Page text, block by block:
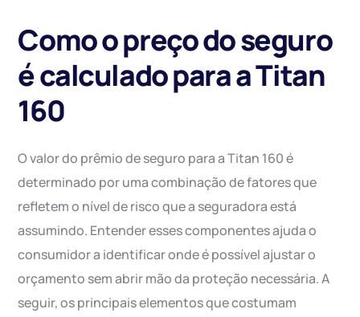
Como o preço do seguro
é calculado para a Titan
160
O valor do prêmio de seguro para a Titan 160 é
determinado por uma combinação de fatores que
refletem o nível de risco que a seguradora está
assumindo. Entender esses componentes ajuda o
consumidor a identificar onde é possível ajustar o
orçamento sem abrir mão da proteção necessária. A
seguir, os principais elementos que costumam